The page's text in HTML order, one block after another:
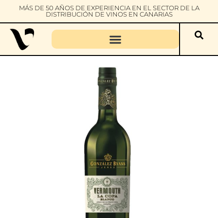
MÁS DE 50 AÑOS DE EXPERIENCIA EN EL SECTOR DE LA
DISTRIBUCIÓN DE VINOS EN CANARIAS